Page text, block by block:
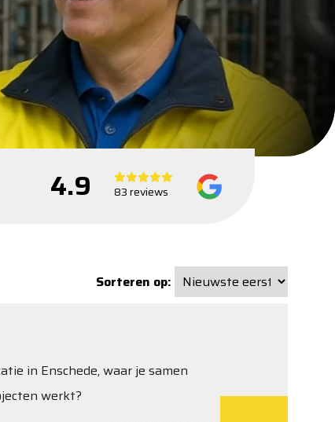
4.9 83 reviews
Sorteren op:
in Enschede, waar je samen
werkt?